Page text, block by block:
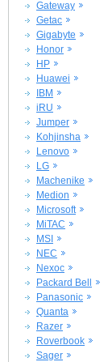
Gateway
Getac
Gigabyte
Honor
HP
Huawei
IBM
iRU
Jumper
Kohjinsha
Lenovo
LG
Machenike
Medion
Microsoft
MiTAC
MSI
NEC
Nexoc
Packard Bell
Panasonic
Quanta
Razer
Roverbook
Sager